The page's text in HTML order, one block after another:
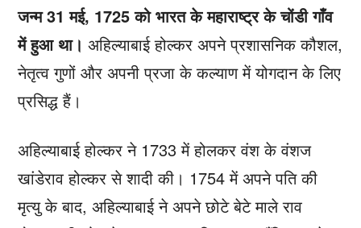
जन्म 31 मई, 1725 को भारत के महाराष्ट्र के चोंडी गाँव
में हुआ था। अहिल्याबाई होल्कर अपने प्रशासनिक कौशल,
नेतृत्व गुणों और अपनी प्रजा के कल्याण में योगदान के लिए
प्रसिद्ध हैं।
अहिल्याबाई होल्कर ने 1733 में होलकर वंश के वंशज
खांडेराव होल्कर से शादी की। 1754 में अपने पति की
मृत्यु के बाद, अहिल्याबाई ने अपने छोटे बेटे माले राव